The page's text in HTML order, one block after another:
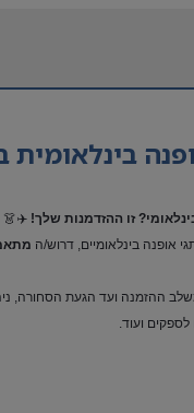
בינלאומית
זו ההזדמנות שלך! ✈️👗
אופנה בינלאומיים, דרוש/ה
ההזמנה ועד הגעת הסחורה,
לספקים ועוד.